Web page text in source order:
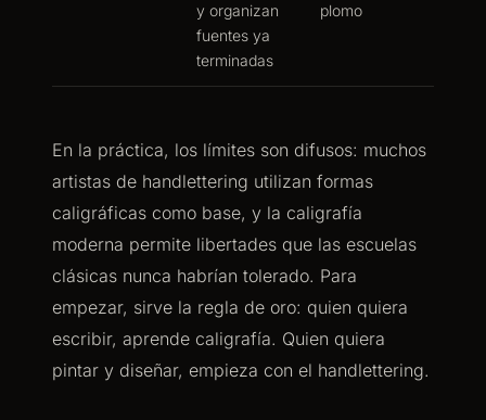
y organizan
fuentes ya
terminadas
plomo
En la práctica, los límites son difusos: muchos
artistas de handlettering utilizan formas
caligráficas como base, y la caligrafía
moderna permite libertades que las escuelas
clásicas nunca habrían tolerado. Para
empezar, sirve la regla de oro: quien quiera
escribir, aprende caligrafía. Quien quiera
pintar y diseñar, empieza con el handlettering.